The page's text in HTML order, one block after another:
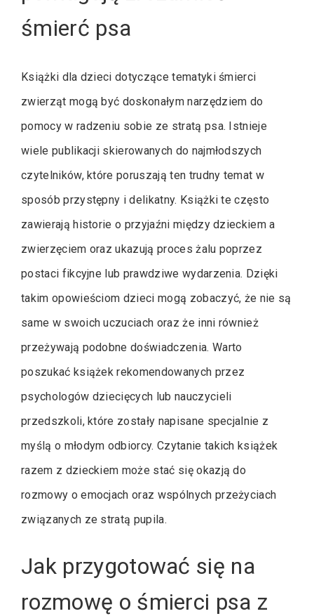
śmierć psa
Książki dla dzieci dotyczące tematyki śmierci
zwierząt mogą być doskonałym narzędziem do
pomocy w radzeniu sobie ze stratą psa. Istnieje
wiele publikacji skierowanych do najmłodszych
czytelników, które poruszają ten trudny temat w
sposób przystępny i delikatny. Książki te często
zawierają historie o przyjaźni między dzieckiem a
zwierzęciem oraz ukazują proces żalu poprzez
postaci fikcyjne lub prawdziwe wydarzenia. Dzięki
takim opowieściom dzieci mogą zobaczyć, że nie są
same w swoich uczuciach oraz że inni również
przeżywają podobne doświadczenia. Warto
poszukać książek rekomendowanych przez
psychologów dziecięcych lub nauczycieli
przedszkoli, które zostały napisane specjalnie z
myślą o młodym odbiorcy. Czytanie takich książek
razem z dzieckiem może stać się okazją do
rozmowy o emocjach oraz wspólnych przeżyciach
związanych ze stratą pupila.
Jak przygotować się na
rozmowę o śmierci psa z